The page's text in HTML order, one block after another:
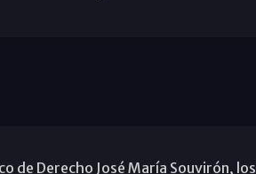
de Derecho José María Souvirón, los